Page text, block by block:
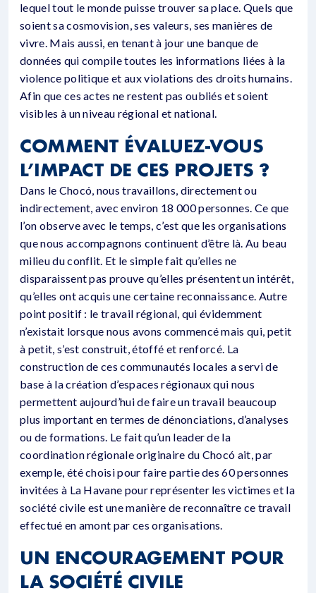
lequel tout le monde puisse trouver sa place. Quels que
soient sa cosmovision, ses valeurs, ses manières de
vivre. Mais aussi, en tenant à jour une banque de
données qui compile toutes les informations liées à la
violence politique et aux violations des droits humains.
Afin que ces actes ne restent pas oubliés et soient
visibles à un niveau régional et national.
COMMENT ÉVALUEZ-VOUS
L’IMPACT DE CES PROJETS ?
Dans le Chocó, nous travaillons, directement ou
indirectement, avec environ 18 000 personnes. Ce que
l’on observe avec le temps, c’est que les organisations
que nous accompagnons continuent d’être là. Au beau
milieu du conflit. Et le simple fait qu’elles ne
disparaissent pas prouve qu’elles présentent un intérêt,
qu’elles ont acquis une certaine reconnaissance. Autre
point positif : le travail régional, qui évidemment
n’existait lorsque nous avons commencé mais qui, petit
à petit, s’est construit, étoffé et renforcé. La
construction de ces communautés locales a servi de
base à la création d’espaces régionaux qui nous
permettent aujourd’hui de faire un travail beaucoup
plus important en termes de dénonciations, d’analyses
ou de formations. Le fait qu’un leader de la
coordination régionale originaire du Chocó ait, par
exemple, été choisi pour faire partie des 60 personnes
invitées à La Havane pour représenter les victimes et la
société civile est une manière de reconnaître ce travail
effectué en amont par ces organisations.
UN ENCOURAGEMENT POUR
LA SOCIÉTÉ CIVILE